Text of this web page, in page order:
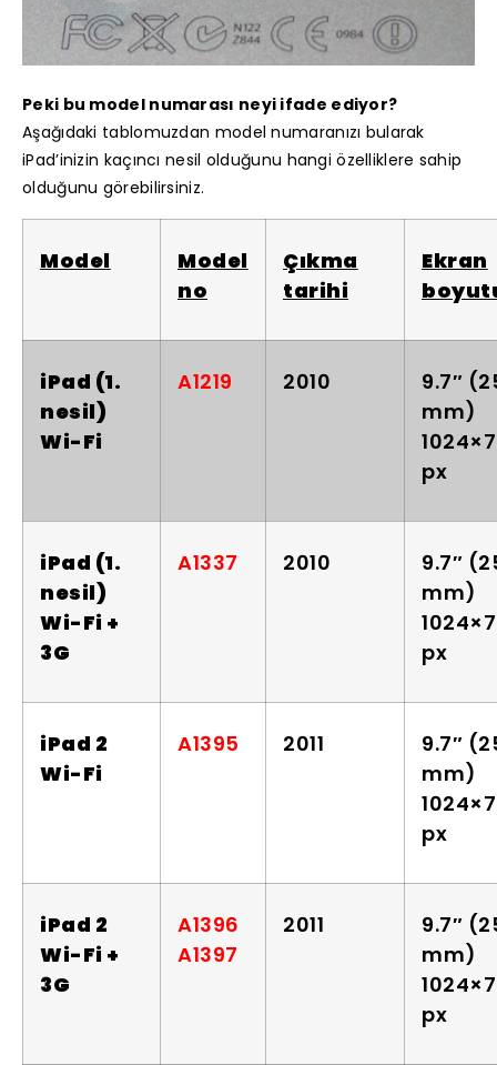
Peki bu model numarası neyi ifade ediyor?
Aşağıdaki tablomuzdan model numaranızı bularak
iPad’inizin kaçıncı nesil olduğunu hangi özelliklere sahip
olduğunu görebilirsiniz.
Model
Model
no
Çıkma
tarihi
Ekran
iPad (1.
nesil)
Wi-Fi
A1219 2010
9.7″
mm)
px
iPad (1.
nesil)
Wi-Fi +
3G
A1337 2010
9.7″
mm)
px
iPad 2
Wi-Fi
A1395 2011
9.7″
mm)
px
iPad 2
Wi-Fi +
3G
A1396
A1397
2011
9.7″
mm)
px